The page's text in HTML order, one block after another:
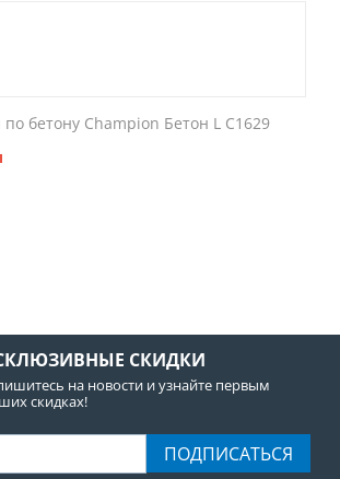
бетону Champion Бетон L C1629
СКИДКИ
на новости и узнайте первым
скидках!
ПОДПИСАТЬСЯ